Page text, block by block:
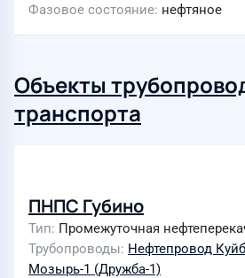
Фазовое состояние нефтяное
Объекты
транспорта
ПНПС Губино
Тип Промежуточная
Трубопроводы Нефтепровод
Мозырь-1 (Дружба-1)